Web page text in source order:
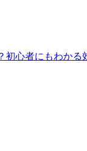
初心者にもわかる